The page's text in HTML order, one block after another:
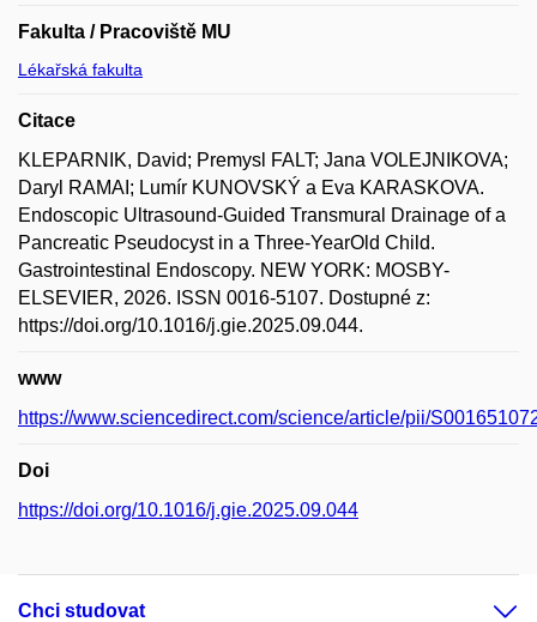
Fakulta / Pracoviště MU
Lékařská fakulta
Citace
KLEPARNIK, David; Premysl FALT; Jana VOLEJNIKOVA;
Daryl RAMAI; Lumír KUNOVSKÝ a Eva KARASKOVA.
Endoscopic Ultrasound-Guided Transmural Drainage of a
Pancreatic Pseudocyst in a Three-YearOld Child.
Gastrointestinal Endoscopy. NEW YORK: MOSBY-
ELSEVIER, 2026. ISSN 0016-5107. Dostupné z:
https://doi.org/10.1016/j.gie.2025.09.044.
www
https://www.sciencedirect.com/science/article/pii/
Doi
https://doi.org/10.1016/j.gie.2025.09.044
Chci studovat